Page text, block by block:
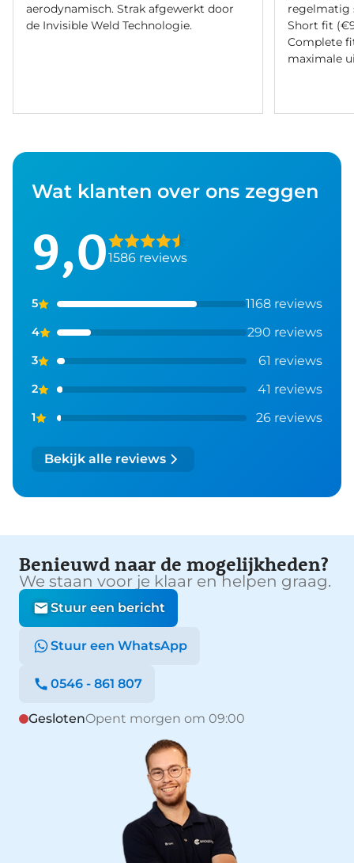
aerodynamisch. Strak afgewerkt door
de Invisible Weld Technologie.
regelmatig
Short fit
Complete
maximale
Wat klanten over ons zeggen
9,01586 reviews
5 1168 reviews
4 290 reviews
3 61 reviews
2 41 reviews
1 26 reviews
Bekijk alle reviews
Benieuwd naar de mogelijkheden?
We staan voor je klaar en helpen graag.
Stuur een bericht
Stuur een WhatsApp
0546 - 861 807
GeslotenOpent morgen om 09:00